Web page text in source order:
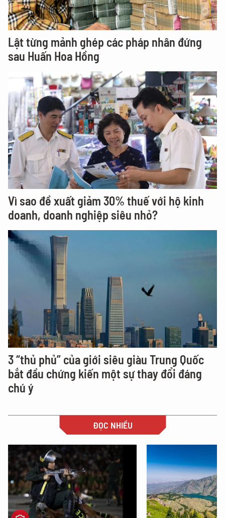
Lật từng mảnh ghép các pháp nhân đứng
sau Huấn Hoa Hồng
Vì sao đề xuất giảm 30% thuế với hộ kinh
doanh, doanh nghiệp siêu nhỏ?
3 “thủ phủ” của giới siêu giàu Trung Quốc
bắt đầu chứng kiến một sự thay đổi đáng
chú ý
ĐỌC NHIỀU